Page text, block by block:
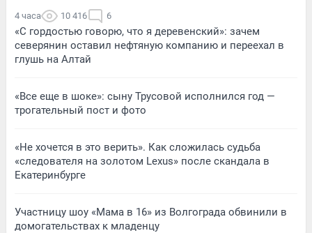
4 часа 10 416 6
«С гордостью говорю, что я деревенский»: зачем
северянин оставил нефтяную компанию и переехал в
глушь на Алтай
«Все еще в шоке»: сыну Трусовой исполнился год —
трогательный пост и фото
«Не хочется в это верить». Как сложилась судьба
«следователя на золотом Lexus» после скандала в
Екатеринбурге
Участницу шоу «Мама в 16» из Волгограда обвинили в
домогательствах к младенцу